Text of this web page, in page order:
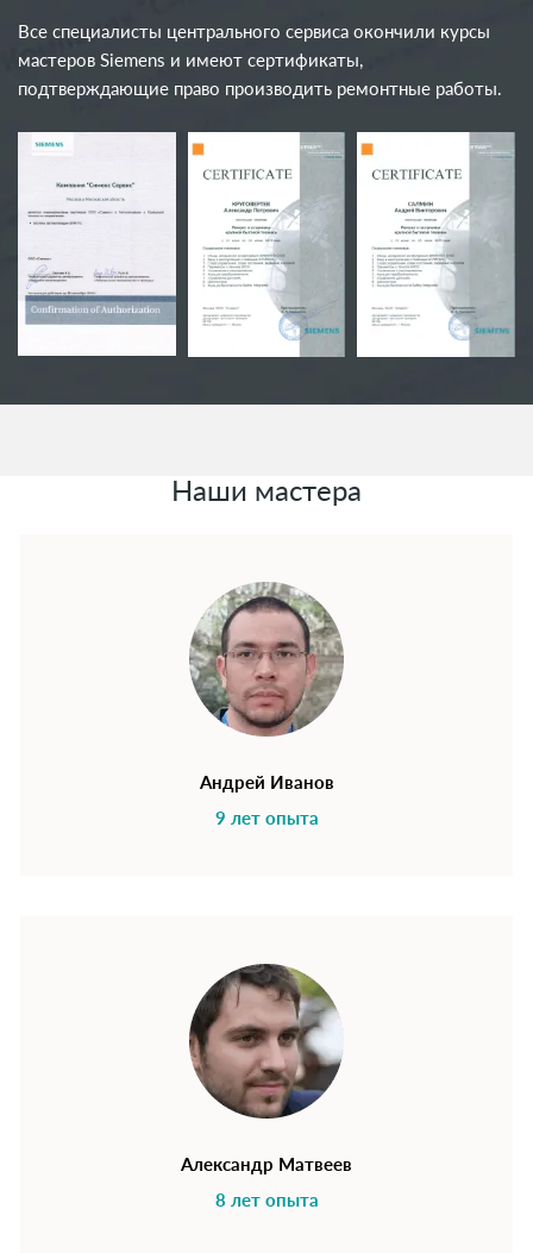
Все специалисты центрального сервиса окончили курсы
мастеров Siemens и имеют сертификаты,
подтверждающие право производить ремонтные работы.
Наши мастера
Андрей Иванов
9 лет опыта
Александр Матвеев
8 лет опыта